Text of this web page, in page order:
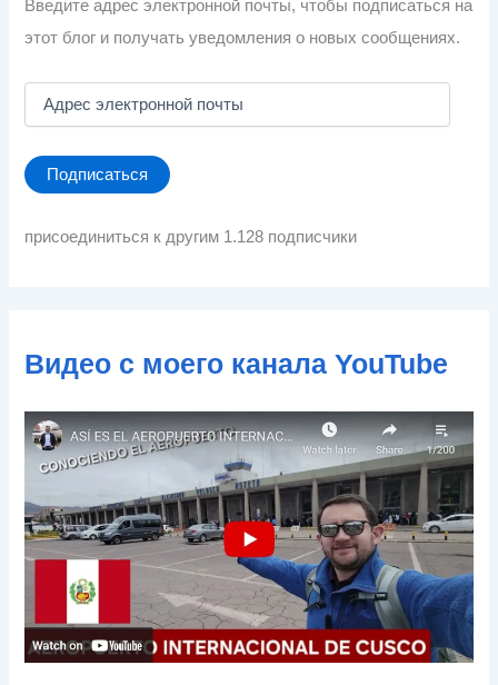
Введите адрес электронной почты, чтобы подписаться на
этот блог и получать уведомления о новых сообщениях.
е
с
е
н
й
п
т
ы
Подписаться
присоединиться к другим 1.128 подписчики
Видео с моего канала YouTube